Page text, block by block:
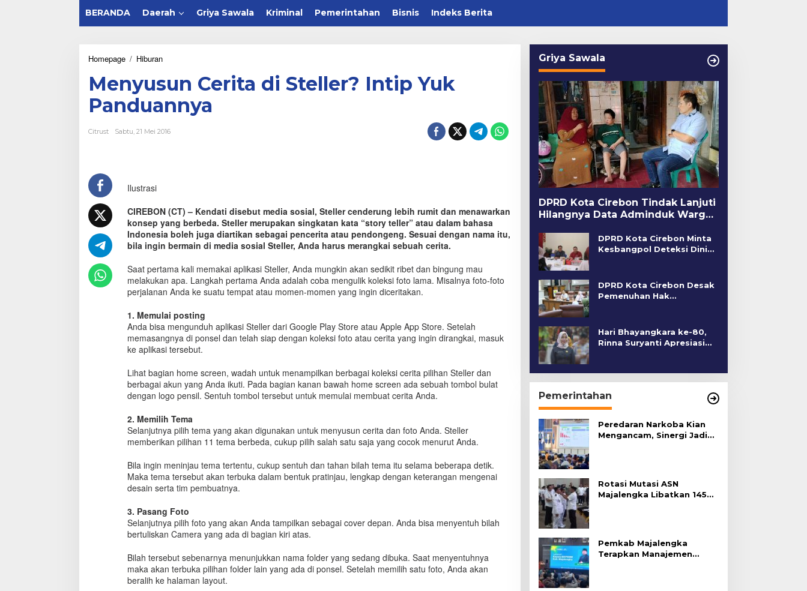
BERANDA Daerah Griya Sawala Kriminal Pemerintahan Bisnis Indeks Berita
Homepage / Hiburan
n
y
u
s
n
d
i
S
t
e
l
e
r
I
n
t
i
Y
u
k
P
a
n
d
u
n
n
y
Menyusun Cerita di Steller? Intip Yuk
Panduannya
Citrust Sabtu, 21 Mei 2016
Ilustrasi
CIREBON (CT) – Kendati disebut media sosial, Steller cenderung lebih rumit dan menawarkan
konsep yang berbeda. Steller merupakan singkatan kata “story teller” atau dalam bahasa
Indonesia boleh juga diartikan sebagai pencerita atau pendongeng. Sesuai dengan nama itu,
bila ingin bermain di media sosial Steller, Anda harus merangkai sebuah cerita.
Saat pertama kali memakai aplikasi Steller, Anda mungkin akan sedikit ribet dan bingung mau
melakukan apa. Langkah pertama Anda adalah coba mengulik koleksi foto lama. Misalnya foto-foto
perjalanan Anda ke suatu tempat atau momen-momen yang ingin diceritakan.
1. Memulai posting
Anda bisa mengunduh aplikasi Steller dari Google Play Store atau Apple App Store. Setelah
memasangnya di ponsel dan telah siap dengan koleksi foto atau cerita yang ingin dirangkai, masuk
ke aplikasi tersebut.
Lihat bagian home screen, wadah untuk menampilkan berbagai koleksi cerita pilihan Steller dan
berbagai akun yang Anda ikuti. Pada bagian kanan bawah home screen ada sebuah tombol bulat
dengan logo pensil. Sentuh tombol tersebut untuk memulai membuat cerita Anda.
2. Memilih Tema
Selanjutnya pilih tema yang akan digunakan untuk menyusun cerita dan foto Anda. Steller
memberikan pilihan 11 tema berbeda, cukup pilih salah satu saja yang cocok menurut Anda.
Bila ingin meninjau tema tertentu, cukup sentuh dan tahan bilah tema itu selama beberapa detik.
Maka tema tersebut akan terbuka dalam bentuk pratinjau, lengkap dengan keterangan mengenai
desain serta tim pembuatnya.
3. Pasang Foto
Selanjutnya pilih foto yang akan Anda tampilkan sebagai cover depan. Anda bisa menyentuh bilah
bertuliskan Camera yang ada di bagian kiri atas.
Bilah tersebut sebenarnya menunjukkan nama folder yang sedang dibuka. Saat menyentuhnya
maka akan terbuka pilihan folder lain yang ada di ponsel. Setelah memilih satu foto, Anda akan
beralih ke halaman layout.
Griya Sawala
DPRD Kota Cirebon Tindak Lanjuti
Hilangnya Data Adminduk Warga
DPRD Kota Cirebon Minta
Kesbangpol Deteksi Dini
DPRD Kota Cirebon Desak
Pemenuhan Hak
Hari Bhayangkara ke-80,
Rinna Suryanti Apresiasi
Pemerintahan
Peredaran Narkoba Kian
Mengancam, Sinergi Jadi
Rotasi Mutasi ASN
Majalengka Libatkan 145
Pemkab Majalengka
Terapkan Manajemen